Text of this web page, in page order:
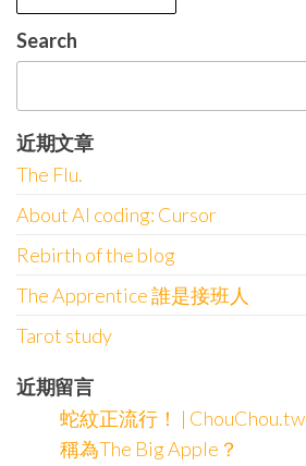
Search
近期文章
The Flu.
About AI coding: Cursor
Rebirth of the blog
The Apprentice 誰是接班人
Tarot study
近期留言
蛇紋正流行！ | ChouChou.tw
稱為The Big Apple？